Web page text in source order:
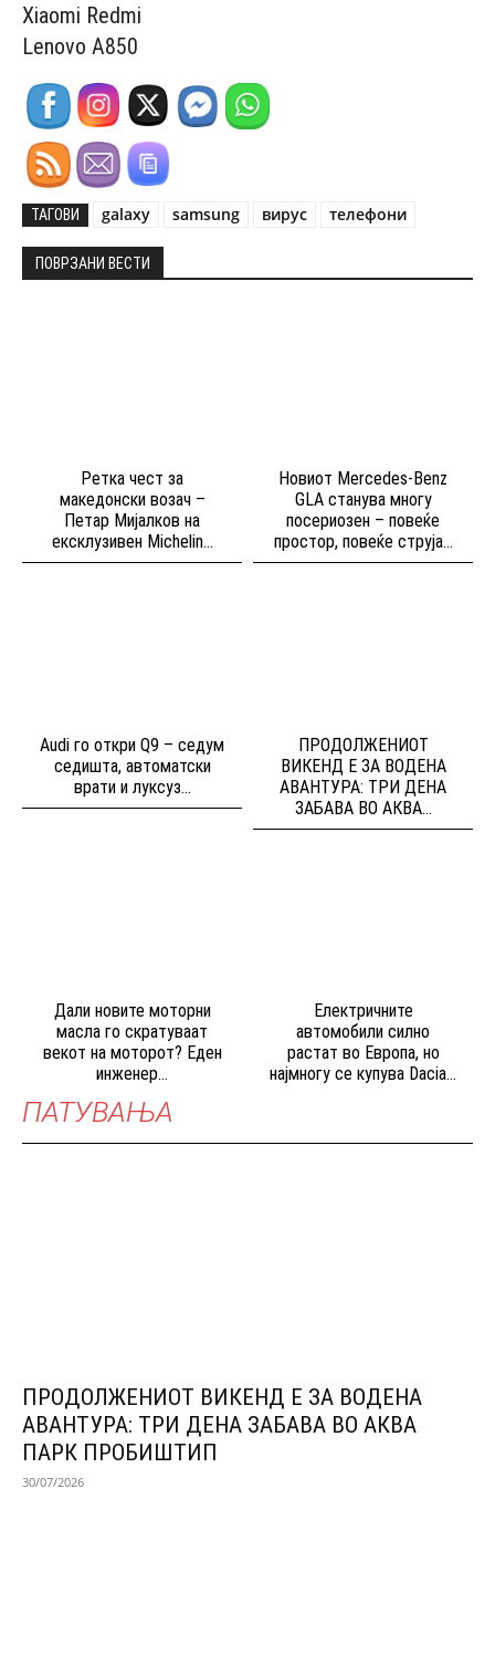
Xiaomi Redmi
Lenovo A850
ТАГОВИ galaxy samsung вирус телефони
ПОВРЗАНИ ВЕСТИ
Ретка чест за
македонски возач –
Петар Мијалков на
ексклузивен Michelin...
Новиот Mercedes-Benz
GLA станува многу
посериозен – повеќе
простор, повеќе струја...
Audi го откри Q9 – седум
седишта, автоматски
врати и луксуз...
ПРОДОЛЖЕНИОТ
ВИКЕНД Е ЗА ВОДЕНА
АВАНТУРА: ТРИ ДЕНА
ЗАБАВА ВО АКВА...
Дали новите моторни
масла го скратуваат
векот на моторот? Еден
инженер...
Електричните
автомобили силно
растат во Европа, но
најмногу се купува Dacia...
ПАТУВАЊА
ПРОДОЛЖЕНИОТ ВИКЕНД Е ЗА ВОДЕНА
АВАНТУРА: ТРИ ДЕНА ЗАБАВА ВО АКВА
ПАРК ПРОБИШТИП
30/07/2026